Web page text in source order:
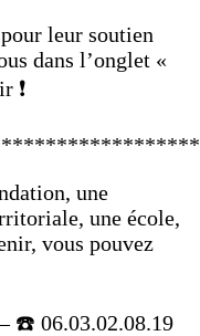
leur soutien
dans l’onglet «
❗️
une
une école,
vous pouvez
☎️ 06.03.02.08.19